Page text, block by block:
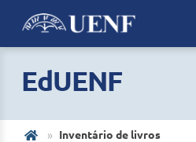
EdUENF
Inventário de livros